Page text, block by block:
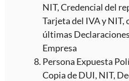
NIT, Credencial del
Tarjeta del IVA y NIT,
últimas
Empresa
Persona Expuesta
Copia de DUI, NIT,